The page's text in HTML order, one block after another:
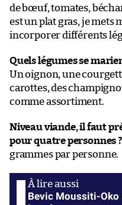
de bœuf, tomates,
est un plat gras, je mets
incorporer différents
Quels légumes se
Un oignon, une
carottes, des
comme assortiment.
Niveau viande, il faut
pour quatre personnes ?
grammes par personne.
Bevic Moussiti-Oko